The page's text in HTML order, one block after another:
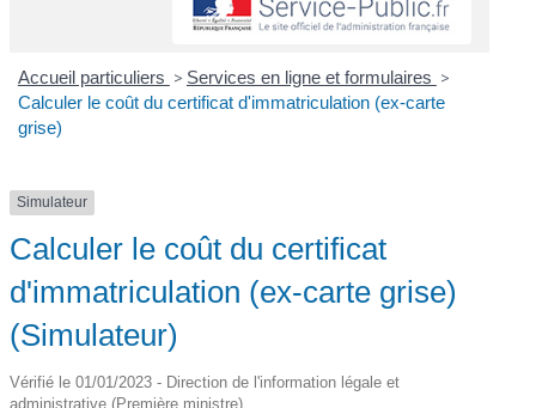
Accueil particuliers > Services en ligne et formulaires >
Calculer le coût du certificat d'immatriculation (ex-carte
grise)
Simulateur
Calculer le coût du certificat
d'immatriculation (ex-carte grise)
(Simulateur)
Vérifié le 01/01/2023 - Direction de l'information légale et
administrative (Première ministre)